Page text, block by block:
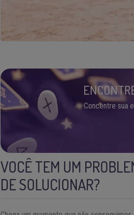
Concentre sua
VOCÊ TEM UM
DE SOLUCIONAR?